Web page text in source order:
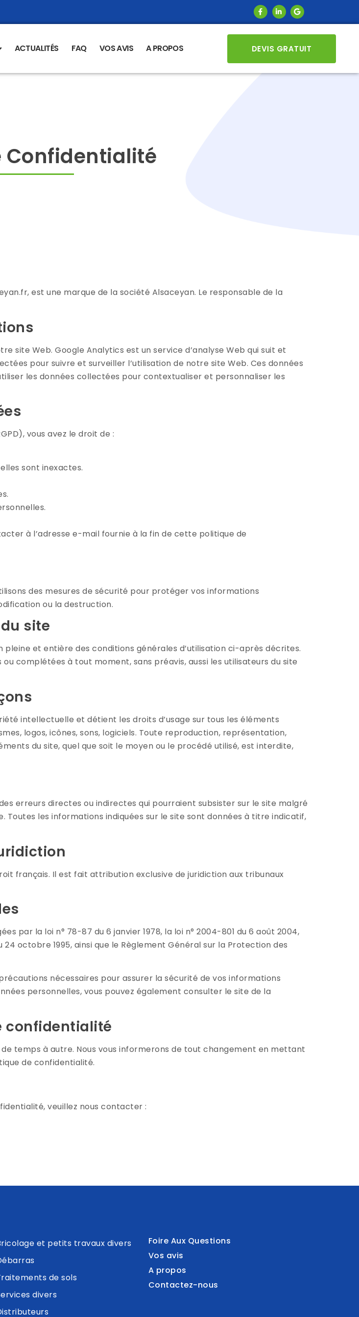
ACTUALITÉS FAQ VOS AVIS A PROPOS DEVIS GRATUIT
Confidentialité
est une marque de la société Alsaceyan. Le responsable de la
site Web. Google Analytics est un service d’analyse Web qui suit et
pour suivre et surveiller l’utilisation de notre site Web. Ces données
les données collectées pour contextualiser et personnaliser les
vous avez le droit de :
sont inexactes.
à l’adresse e-mail fournie à la fin de cette politique de
des mesures de sécurité pour protéger vos informations
ou la destruction.
site
et entière des conditions générales d’utilisation ci-après décrites.
complétées à tout moment, sans préavis, aussi les utilisateurs du site
intellectuelle et détient les droits d’usage sur tous les éléments
logos, icônes, sons, logiciels. Toute reproduction, représentation,
du site, quel que soit le moyen ou le procédé utilisé, est interdite,
erreurs directes ou indirectes qui pourraient subsister sur le site malgré
Toutes les informations indiquées sur le site sont données à titre indicatif,
français. Il est fait attribution exclusive de juridiction aux tribunaux
par la loi n° 78-87 du 6 janvier 1978, la loi n° 2004-801 du 6 août 2004,
octobre 1995, ainsi que le Règlement Général sur la Protection des
nécessaires pour assurer la sécurité de vos informations
personnelles, vous pouvez également consulter le site de la
confidentialité
temps à autre. Nous vous informerons de tout changement en mettant
de confidentialité.
veuillez nous contacter :
et petits travaux divers
de sols
divers
Foire Aux Questions
Vos avis
A propos
Contactez-nous